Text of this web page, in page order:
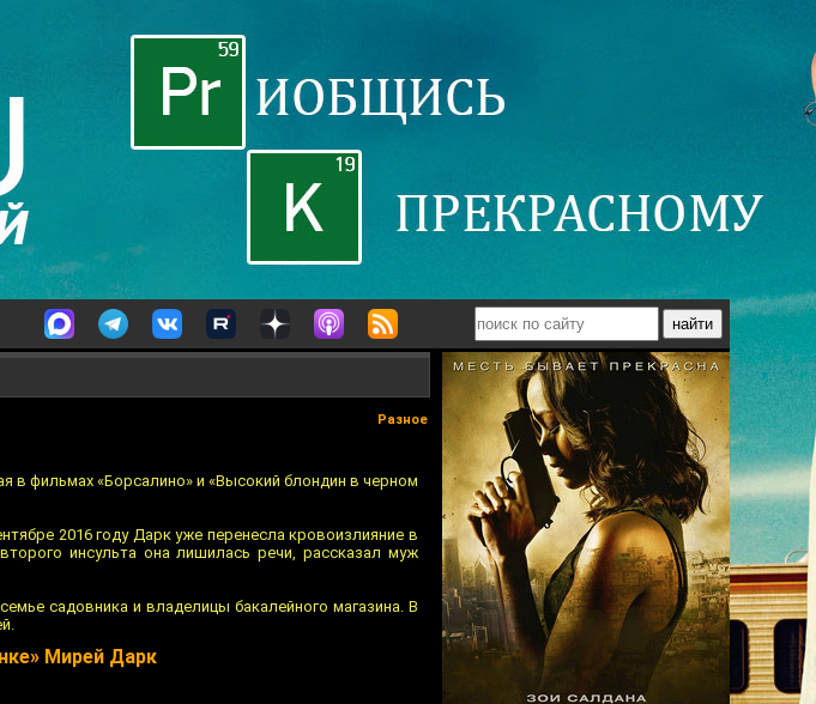
Разное
в фильмах «Борсалино» и «Высокий блондин в черном
2016 году Дарк уже перенесла кровоизлияние в
инсульта она лишилась речи, рассказал муж
садовника и владелицы бакалейного магазина. В
Мирей Дарк